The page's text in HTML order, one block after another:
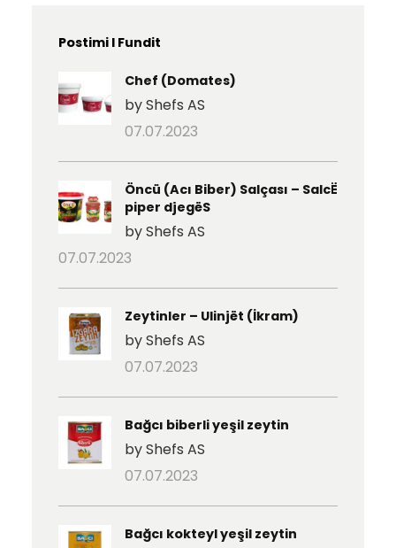
Postimi I Fundit
Chef (Domates)
by Shefs AS
07.07.2023
Öncü (Acı Biber) Salçası – SalcË
piper djegëS
by Shefs AS
07.07.2023
Zeytinler – Ulinjët (İkram)
by Shefs AS
07.07.2023
Bağcı biberli yeşil zeytin
by Shefs AS
07.07.2023
Bağcı kokteyl yeşil zeytin